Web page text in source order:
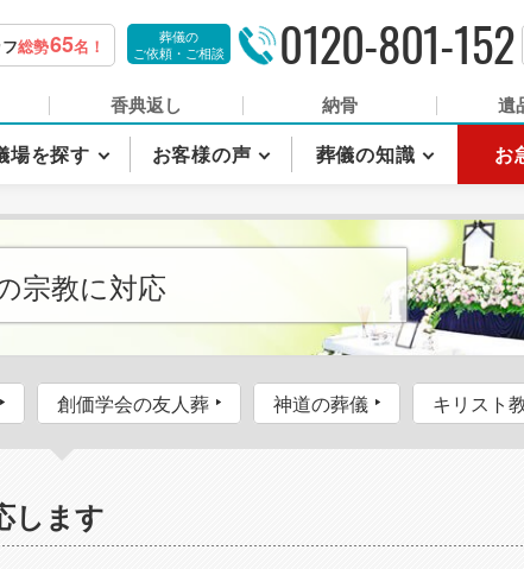
総勢65名！
葬儀の
ご依頼・ご相談
0120-801-152
香典返し 納骨 遺
場を探す お客様の声 葬儀の知識 お
宗教に対応
創価学会の友人葬 神道の葬儀 キリスト
します